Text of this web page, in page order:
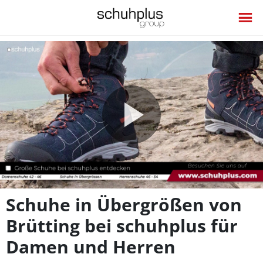
Video
Schuhe in Übergrößen von
Brütting bei schuhplus für
Damen und Herren